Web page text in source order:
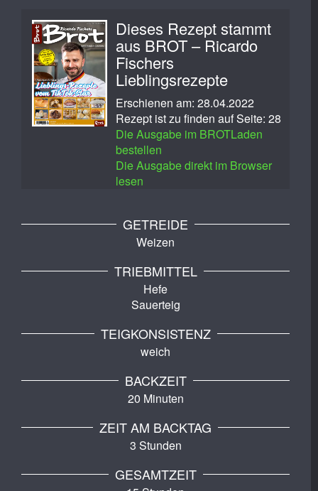
Dieses Rezept stammt
aus BROT – Ricardo
Fischers
Lieblingsrezepte
Erschienen am: 28.04.2022
Rezept ist zu finden auf Seite: 28
Die Ausgabe im BROTLaden
bestellen
Die Ausgabe direkt im Browser
lesen
GETREIDE
Weizen
TRIEBMITTEL
Hefe
Sauerteig
TEIGKONSISTENZ
weich
BACKZEIT
20 Minuten
ZEIT AM BACKTAG
3 Stunden
GESAMTZEIT